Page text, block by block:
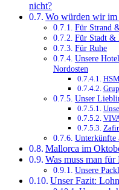
nicht?
Wo würden wir im
Für Strand
Für Stadt &
Für Ruhe
Unsere
Nordosten
Unser
Unterkünfte
Mallorca im
Was muss man
Unsere
Unser Fazit: